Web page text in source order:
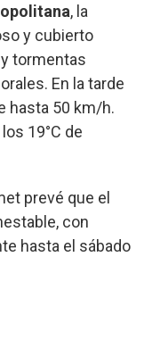
, la
y cubierto
tormentas
En la tarde
hasta 50 km/h.
19°C de
prevé que el
con
hasta el sábado